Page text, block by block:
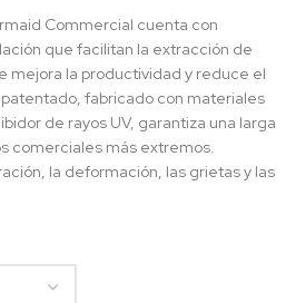
Commercial cuenta con
que facilitan la extracción de
mejora la productividad y reduce el
fabricado con materiales
de rayos UV, garantiza una larga
comerciales más extremos.
la deformación, las grietas y las